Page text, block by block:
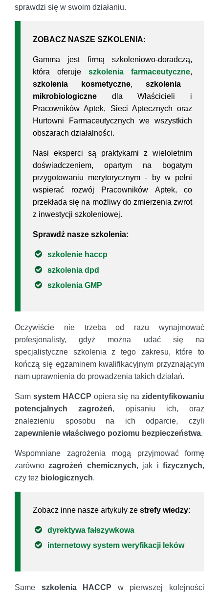
sprawdzi się w swoim działaniu.
ZOBACZ NASZE SZKOLENIA:
Gamma jest firmą szkoleniowo-doradczą,
która oferuje szkolenia farmaceutyczne,
szkolenia kosmetyczne, szkolenia
mikrobiologiczne dla Właścicieli i
Pracowników Aptek, Sieci Aptecznych oraz
Hurtowni Farmaceutycznych we wszystkich
obszarach działalności.
Nasi eksperci są praktykami z wieloletnim
doświadczeniem, opartym na bogatym
przygotowaniu merytorycznym - by w pełni
wspierać rozwój Pracowników Aptek, co
przekłada się na możliwy do zmierzenia zwrot
z inwestycji szkoleniowej.
Sprawdź nasze szkolenia:
szkolenie haccp
szkolenia dpd
szkolenia GMP
Oczywiście nie trzeba od razu wynajmować
profesjonalisty, gdyż można udać się na
specjalistyczne szkolenia z tego zakresu, które to
kończą się egzaminem kwalifikacyjnym przyznającym
nam uprawnienia do prowadzenia takich działań.
Sam system HACCP opiera się nazidentyfikowaniu
potencjalnych zagrożeń, opisaniu ich, oraz
znalezieniu sposobu na ich odparcie, czyli
zapewnienie właściwego poziomu bezpieczeństwa.
Wspomniane zagrożenia mogą przyjmować formę
zarównozagrożeń chemicznych, jak ifizycznych,
czy tez biologicznych.
Zobacz inne nasze artykuły ze strefy wiedzy:
dyrektywa fałszywkowa
internetowy system weryfikacji leków
Same szkolenia HACCP w pierwszej kolejności